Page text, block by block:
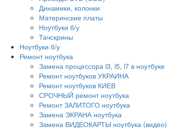
Динамики, колонки
Материнские платы
Ноутбуки б/у
Тачскрины
Ноутбуки б/у
Ремонт ноутбука
Замена процессора i3, i5, i7 в ноутбуке
Ремонт ноутбуков УКРАИНА
Ремонт ноутбуков КИЕВ
СРОЧНЫЙ ремонт ноутбука
Ремонт ЗАЛИТОГО ноутбука
Замена ЭКРАНА ноутбука
Замена ВИДЕОКАРТЫ ноутбука (видео)